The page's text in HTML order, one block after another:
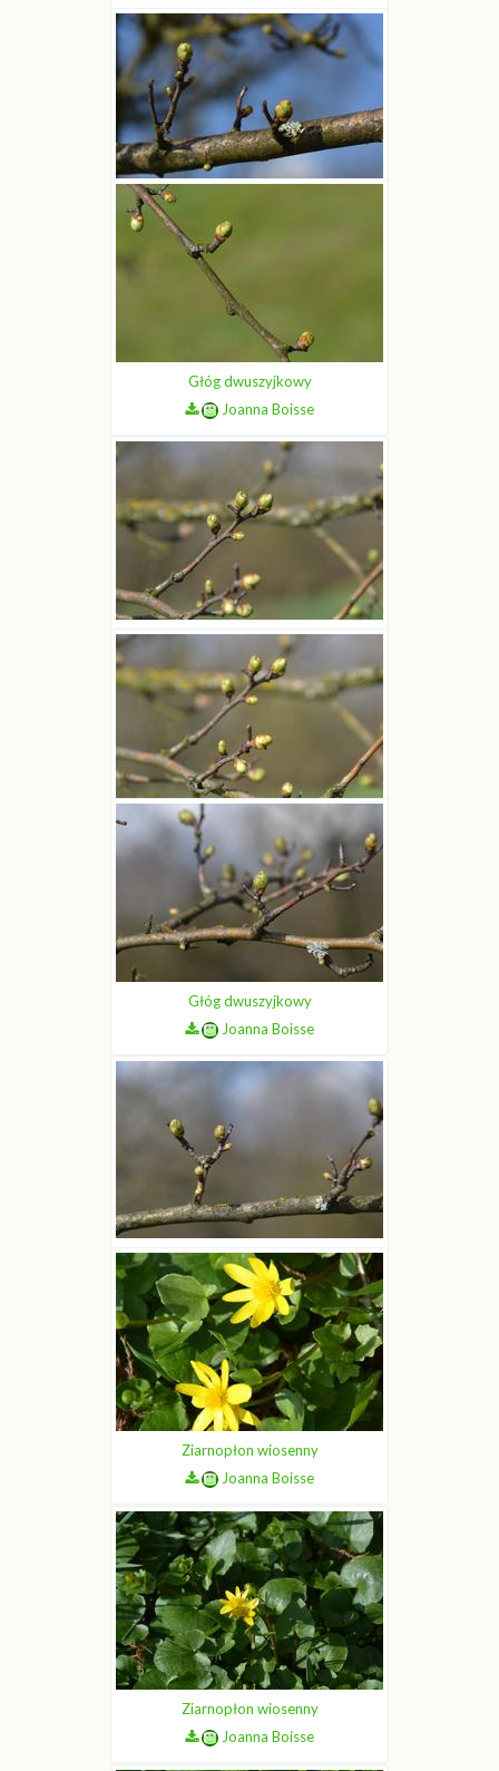
Głóg dwuszyjkowy
Joanna Boisse
Joanna Boisse
Głóg dwuszyjkowy
Joanna Boisse
Głóg dwuszyjkowy
Joanna Boisse
Głóg dwuszyjkowy
Joanna Boisse
Głóg dwuszyjkowy
Joanna Boisse
Głóg dwuszyjkowy
Joanna Boisse
Ziarnopłon wiosenny
Joanna Boisse
Ziarnopłon wiosenny
Joanna Boisse